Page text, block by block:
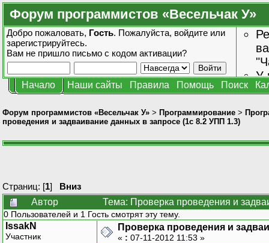
Форум программистов «Весельчак У»
Добро пожаловать, Гость. Пожалуйста, войдите или
зарегистрируйтесь.
Вам не пришло письмо с кодом активации?
У
Начало Наши сайты Правила Помощь Поиск
Форум программистов «Весельчак У» > Программирование >
проведения и задваивание данных в запросе (1с 8.2 УПП 1.3)
Страниц: [1] Вниз
Автор
Тема: Проверка проведения и
0 Пользователей и 1 Гость смотрят эту тему.
IssakN
Участник
Проверка проведения и
« : 07-11-2012 11:53 »